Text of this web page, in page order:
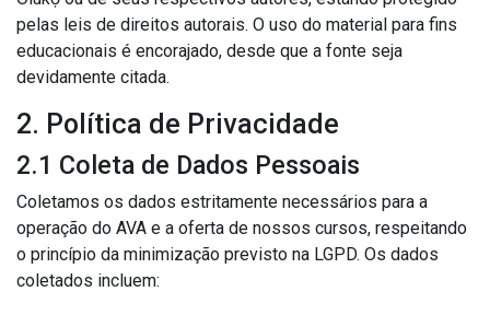
pelas leis de direitos autorais. O uso do material para fins
educacionais é encorajado, desde que a fonte seja
devidamente citada.
2. Política de Privacidade
2.1 Coleta de Dados Pessoais
Coletamos os dados estritamente necessários para a
operação do AVA e a oferta de nossos cursos, respeitando
o princípio da minimização previsto na LGPD. Os dados
coletados incluem: